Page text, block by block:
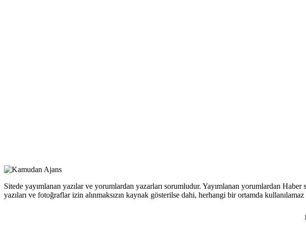
Sitede yayımlanan yazılar ve yorumlardan yazarları sorumludur. Yayımlanan yorumlardan
yazıları ve fotoğraflar izin alınmaksızın kaynak gösterilse dahi, herhangi bir ortamda